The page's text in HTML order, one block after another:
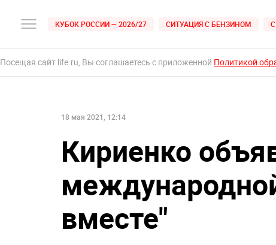
КУБОК РОССИИ — 2026/27 СИТУАЦИЯ С БЕНЗИНОМ
Посещая сайт life.ru, Вы соглашаетесь с приложенной Политикой
18 мая 2021, 12:14
Кириенко
вместе"